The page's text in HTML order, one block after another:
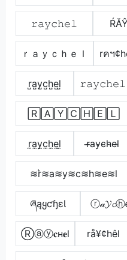
𝚛𝚊𝚢𝚌𝚑𝚎𝚕
ｒａｙｃｈｅｌ rคฯ
r̺a̺y̺c̺h̺e̺l̺ 𝚛𝚊𝚢𝚌𝚑𝚎𝚕
🅁🄰🅈🄲🄷🄴🄻
r̼a̼y̼c̼h̼e̼l̼ r̴̶a̴y̴c̴h̴e̴l̴
≋r͛≋a≋y≋c≋h≋e≋l
ཞąყƈɧɛƖ
Ⓡⓐⓨ𝐜н𝐞l rå¥¢hêl